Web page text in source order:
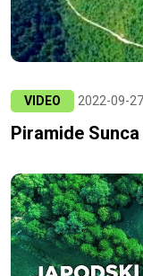
VIDEO 2022-09-27
Piramide